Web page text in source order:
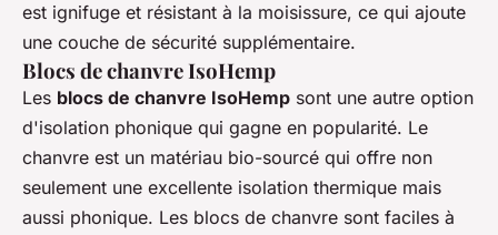
est ignifuge et résistant à la moisissure, ce qui ajoute
une couche de sécurité supplémentaire.
Blocs de chanvre IsoHemp
Les blocs de chanvre IsoHemp sont une autre option
d'isolation phonique qui gagne en popularité. Le
chanvre est un matériau bio-sourcé qui offre non
seulement une excellente isolation thermique mais
aussi phonique. Les blocs de chanvre sont faciles à